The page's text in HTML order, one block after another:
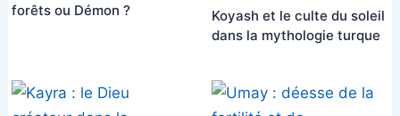
forêts ou Démon ?
Koyash et le culte du soleil
dans la mythologie turque